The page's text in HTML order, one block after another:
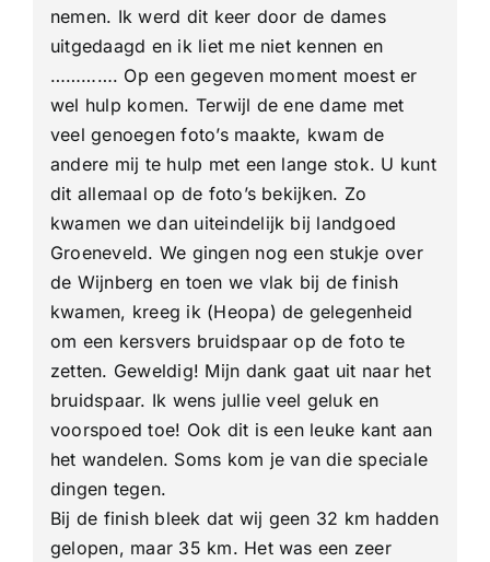
nemen. Ik werd dit keer door de dames
uitgedaagd en ik liet me niet kennen en
…………. Op een gegeven moment moest er
wel hulp komen. Terwijl de ene dame met
veel genoegen foto’s maakte, kwam de
andere mij te hulp met een lange stok. U kunt
dit allemaal op de foto’s bekijken. Zo
kwamen we dan uiteindelijk bij landgoed
Groeneveld. We gingen nog een stukje over
de Wijnberg en toen we vlak bij de finish
kwamen, kreeg ik (Heopa) de gelegenheid
om een kersvers bruidspaar op de foto te
zetten. Geweldig! Mijn dank gaat uit naar het
bruidspaar. Ik wens jullie veel geluk en
voorspoed toe! Ook dit is een leuke kant aan
het wandelen. Soms kom je van die speciale
dingen tegen.
Bij de finish bleek dat wij geen 32 km hadden
gelopen, maar 35 km. Het was een zeer